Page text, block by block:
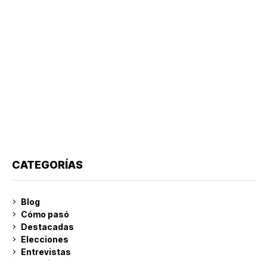
CATEGORÍAS
Blog
Cómo pasó
Destacadas
Elecciones
Entrevistas